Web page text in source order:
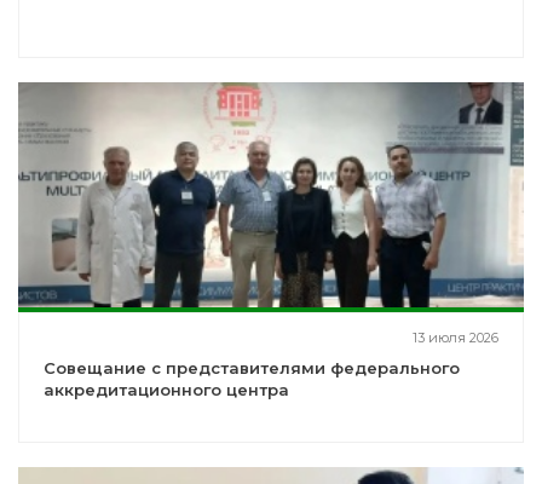
13 июля 2026
Совещание с представителями федерального
аккредитационного центра